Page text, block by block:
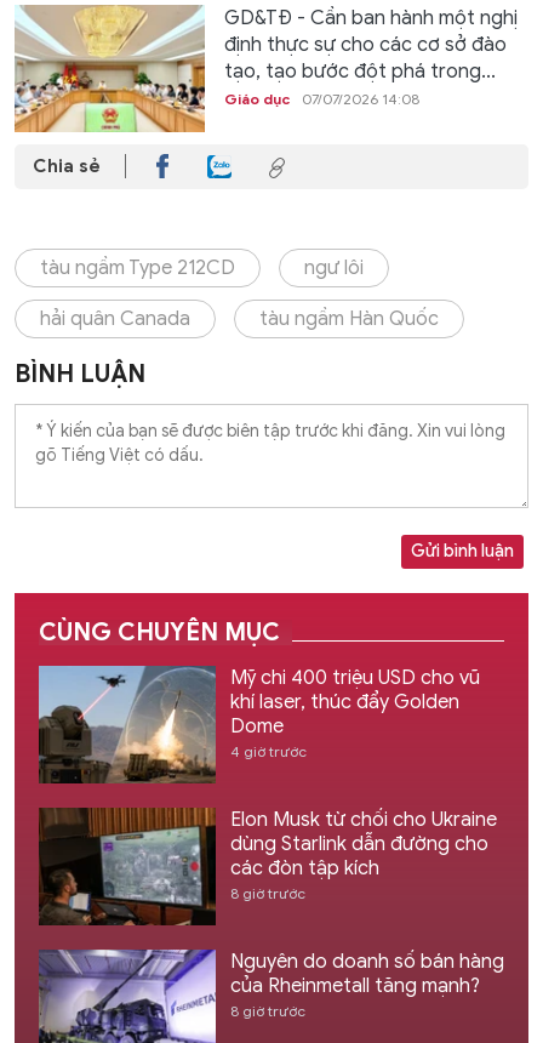
GD&TĐ - Cần ban hành một nghị
định thực sự cho các cơ sở đào
tạo, tạo bước đột phá trong...
Giáo dục 07/07/2026 14:08
Chia sẻ
tàu ngầm Type 212CD ngư lôi
hải quân Canada tàu ngầm Hàn Quốc
BÌNH LUẬN
Gửi bình luận
CÙNG CHUYÊN MỤC
Mỹ chi 400 triệu USD cho vũ
khí laser, thúc đẩy Golden
Dome
4 giờ trước
Elon Musk từ chối cho Ukraine
dùng Starlink dẫn đường cho
các đòn tập kích
8 giờ trước
Nguyên do doanh số bán hàng
của Rheinmetall tăng mạnh?
8 giờ trước